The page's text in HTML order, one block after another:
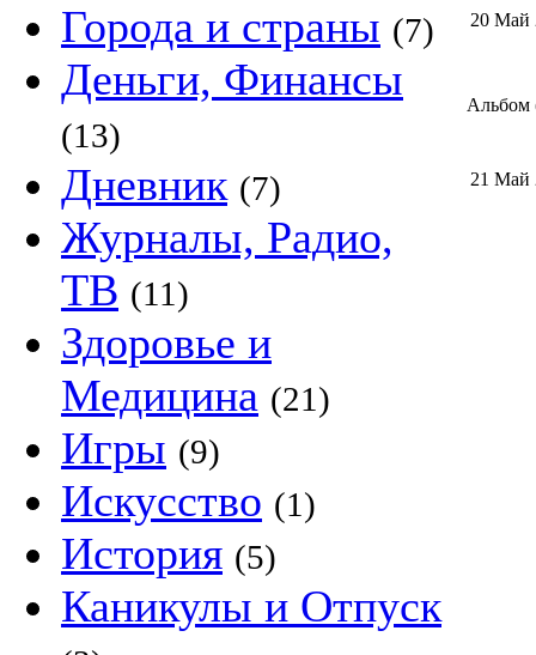
Города и страны (7)
Деньги, Финансы
(13)
Дневник (7)
Журналы, Радио,
ТВ (11)
Здоровье и
Медицина (21)
Игры (9)
Искусство (1)
История (5)
Каникулы и Отпуск
20 Май
Альбом
21 Май